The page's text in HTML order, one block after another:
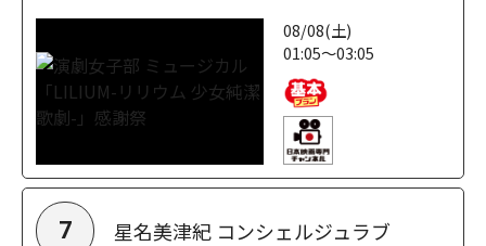
08/08(土)
01:05～03:05
7 星名美津紀 コンシェルジュラブ